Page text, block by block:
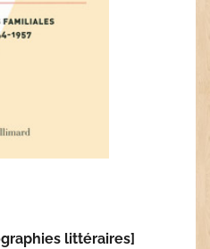
littéraires]